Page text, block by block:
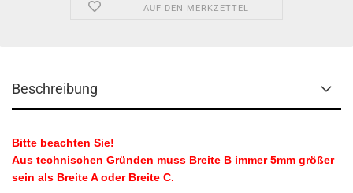
AUF DEN MERKZETTEL
Beschreibung
Bitte beachten Sie!
Aus technischen Gründen muss Breite B immer 5mm größer
sein als Breite A oder Breite C.